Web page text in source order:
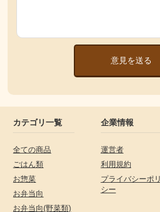
意見を送る
カテゴリ一覧
全ての商品
ごはん類
お惣菜
お弁当向
お弁当向(野菜類)
企業情報
運営者
利用規約
プライバシーポリ
シー